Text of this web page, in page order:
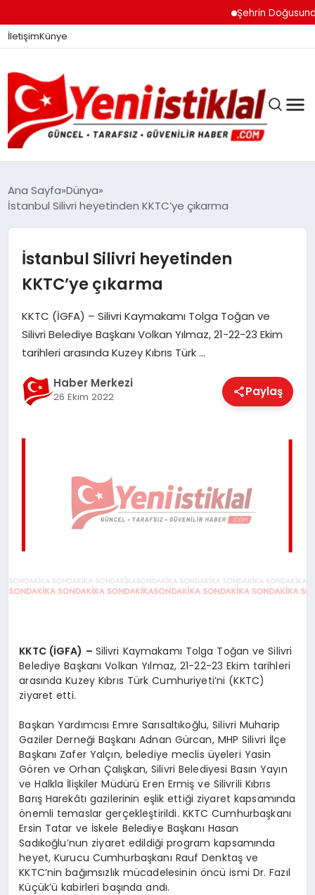
Şehrin
İletişimKünye
GÜNDEM
DÜNYA
EĞITIM
EKONOMI
MAGAZIN
TEKNOLOJI
Ana Sayfa Dünya
İstanbul Silivri heyetinden KKTC’ye çıkarma
İstanbul Silivri heyetinden
KKTC’ye çıkarma
KKTC (İGFA) – Silivri Kaymakamı Tolga Toğan ve
Silivri Belediye Başkanı Volkan Yılmaz, 21-22-23 Ekim
tarihleri arasında Kuzey Kıbrıs Türk …
Haber Merkezi
26 Ekim 2022 Paylaş
KKTC (İGFA) – Silivri Kaymakamı Tolga Toğan ve Silivri
Belediye Başkanı Volkan Yılmaz, 21-22-23 Ekim tarihleri
arasında Kuzey Kıbrıs Türk Cumhuriyeti’ni (KKTC)
ziyaret etti.
Başkan Yardımcısı Emre Sarısaltıkoğlu, Silivri Muharip
Gaziler Derneği Başkanı Adnan Gürcan, MHP Silivri İlçe
Başkanı Zafer Yalçın, belediye meclis üyeleri Yasin
Gören ve Orhan Çalışkan, Silivri Belediyesi Basın Yayın
ve Halkla İlişkiler Müdürü Eren Ermiş ve Silivrili Kıbrıs
Barış Harekâtı gazilerinin eşlik ettiği ziyaret kapsamında
önemli temaslar gerçekleştirildi. KKTC Cumhurbaşkanı
Ersin Tatar ve İskele Belediye Başkanı Hasan
Sadıkoğlu’nun ziyaret edildiği program kapsamında
heyet, Kurucu Cumhurbaşkanı Rauf Denktaş ve
KKTC’nin bağımsızlık mücadelesinin öncü ismi Dr. Fazıl
Küçük’ü kabirleri başında andı.